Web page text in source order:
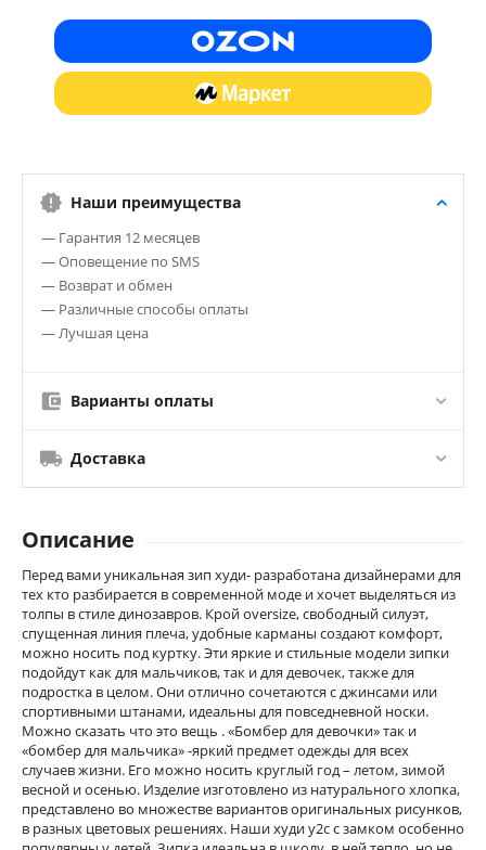
Наши преимущества
— Гарантия 12 месяцев
— Оповещение по SMS
— Возврат и обмен
— Различные способы оплаты
— Лучшая цена
Варианты оплаты
Доставка
Описание
Перед вами уникальная зип худи- разработана дизайнерами для
тех кто разбирается в современной моде и хочет выделяться из
толпы в стиле динозавров. Крой oversize, свободный силуэт,
спущенная линия плеча, удобные карманы создают комфорт,
можно носить под куртку. Эти яркие и стильные модели зипки
подойдут как для мальчиков, так и для девочек, также для
подростка в целом. Они отлично сочетаются с джинсами или
спортивными штанами, идеальны для повседневной носки.
Можно сказать что это вещь . «Бомбер для девочки» так и
«бомбер для мальчика» -яркий предмет одежды для всех
случаев жизни. Его можно носить круглый год – летом, зимой
весной и осенью. Изделие изготовлено из натурального хлопка,
представлено во множестве вариантов оригинальных рисунков,
в разных цветовых решениях. Наши худи y2c с замком особенно